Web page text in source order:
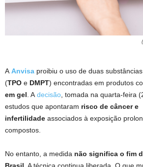
A Anvisa proibiu o uso de duas
(TPO e DMPT) encontradas em produtos
em gel . A decisão , tomada na quarta-feira
estudos que apontaram risco de câncer e
infertilidade associados à exposição
compostos.
No entanto, a medida não significa o fim